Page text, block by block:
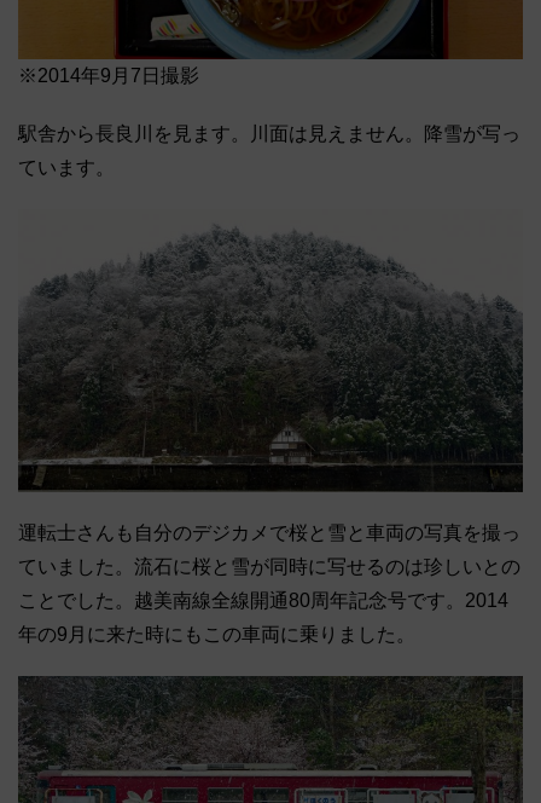
※2014年9月7日撮影
駅舎から長良川を見ます。川面は見えません。降雪が写っ
ています。
運転士さんも自分のデジカメで桜と雪と車両の写真を撮っ
ていました。流石に桜と雪が同時に写せるのは珍しいとの
ことでした。越美南線全線開通80周年記念号です。2014
年の9月に来た時にもこの車両に乗りました。